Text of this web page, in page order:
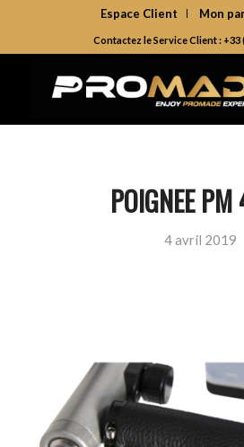
Espace Client Mon
Contactez le Service Client : +33
POIGNEE PM
4 avril 2019